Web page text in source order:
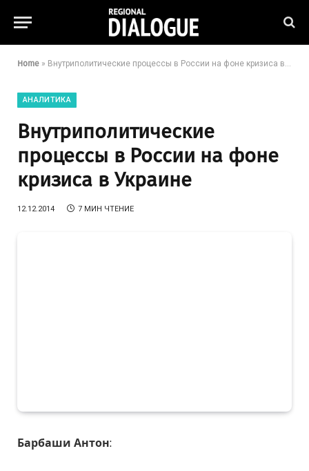
Home » Внутриполитические процессы в России на фоне кризиса в Украине
АНАЛИТИКА
Внутриполитические
процессы в России на фоне
кризиса в Украине
12.12.2014 7 МИН ЧТЕНИЕ
Барбаши Антон: